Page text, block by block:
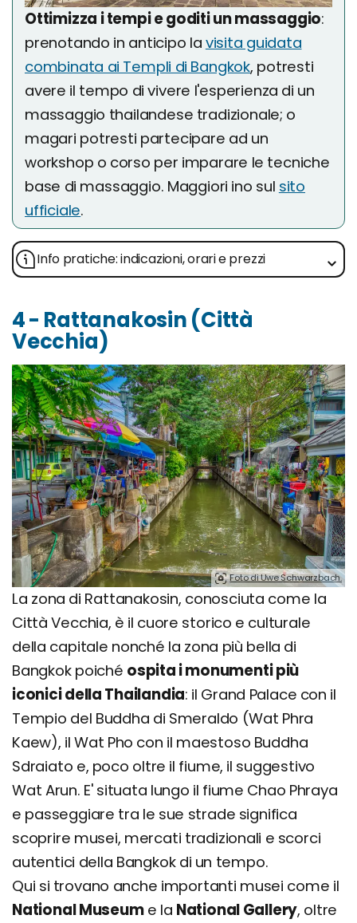
Ottimizza i tempi e goditi un massaggio:
prenotando in anticipo la visita guidata
combinata ai Templi di Bangkok, potresti
avere il tempo di vivere l'esperienza di un
massaggio thailandese tradizionale; o
magari potresti partecipare ad un
workshop o corso per imparare le tecniche
base di massaggio. Maggiori ino sul sito
ufficiale.
Info pratiche: indicazioni, orari e prezzi
4 - Rattanakosin (Città
Vecchia)
Foto di Uwe Schwarzbach.
La zona di Rattanakosin, conosciuta come la
Città Vecchia, è il cuore storico e culturale
della capitale nonché la zona più bella di
Bangkok poiché ospita i monumenti più
iconici della Thailandia: il Grand Palace con il
Tempio del Buddha di Smeraldo (Wat Phra
Kaew), il Wat Pho con il maestoso Buddha
Sdraiato e, poco oltre il fiume, il suggestivo
Wat Arun. E' situata lungo il fiume Chao Phraya
e passeggiare tra le sue strade significa
scoprire musei, mercati tradizionali e scorci
autentici della Bangkok di un tempo.
Qui si trovano anche importanti musei come il
National Museume la National Gallery, oltre